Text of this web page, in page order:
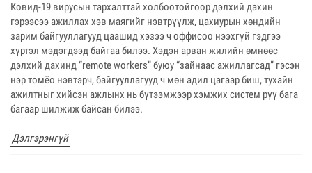
Ковид-19 вирусын тархалттай холбоотойгоор дэлхий дахин
гэрээсээ ажиллах хэв маягийг нэвтрүүлж, цахиурын хөндийн
зарим байгууллагууд цаашид хэзээ ч оффисоо нээхгүй гэдгээ
хүртэл мэдэгдээд байгаа билээ. Хэдэн арван жилийн өмнөөс
дэлхий дахинд “remote workers” буюу “зайнаас ажиллагсад” гэсэн
нэр томёо нэвтэрч, байгууллагууд ч мөн адил цагаар биш, тухайн
ажилтныг хийсэн ажлынх нь бүтээмжээр хэмжих систем рүү бага
багаар шилжиж байсан билээ.
Дэлгэрэнгүй